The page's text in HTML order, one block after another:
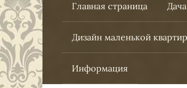
Главная страница
Дизайн маленькой
Информация